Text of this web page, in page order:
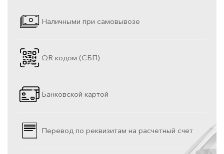
Наличными при самовывозе
QR кодом (СБП)
Банковской картой
Перевод по реквизитам на расчетный счет